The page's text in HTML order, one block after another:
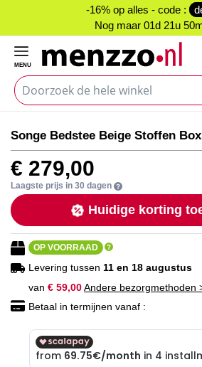
-16% op alles - code :
Nog maar 01d 21u
MENU
naar
het
einde
van
de
afbeeldingen-
gallerij
naar
het
begin
van
de
afbeeldingen-
gallerij
Songe Bedstee Beige Stoffen
€ 279,00
Laagste prijs in 30 dagen
Huidige korting
OP VOORRAAD
Levering tussen 11 en 18 augustus
van € 59,00Andere bezorgmethoden
Betaal in termijnen vanaf :